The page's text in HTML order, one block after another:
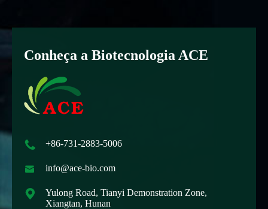
Conheça a Biotecnologia ACE
 +86-731-2883-5006
 info@ace-bio.com

Yulong Road, Tianyi Demonstration Zone,
Xiangtan, Hunan